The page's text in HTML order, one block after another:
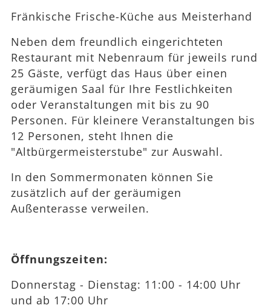
Fränkische Frische-Küche aus Meisterhand
Neben dem freundlich eingerichteten
Restaurant mit Nebenraum für jeweils rund
25 Gäste, verfügt das Haus über einen
geräumigen Saal für Ihre Festlichkeiten
oder Veranstaltungen mit bis zu 90
Personen. Für kleinere Veranstaltungen bis
12 Personen, steht Ihnen die
"Altbürgermeisterstube" zur Auswahl.
In den Sommermonaten können Sie
zusätzlich auf der geräumigen
Außenterasse verweilen.
Öffnungszeiten:
Donnerstag - Dienstag: 11:00 - 14:00 Uhr
und ab 17:00 Uhr